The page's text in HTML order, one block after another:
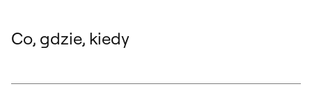
Co, gdzie, kiedy